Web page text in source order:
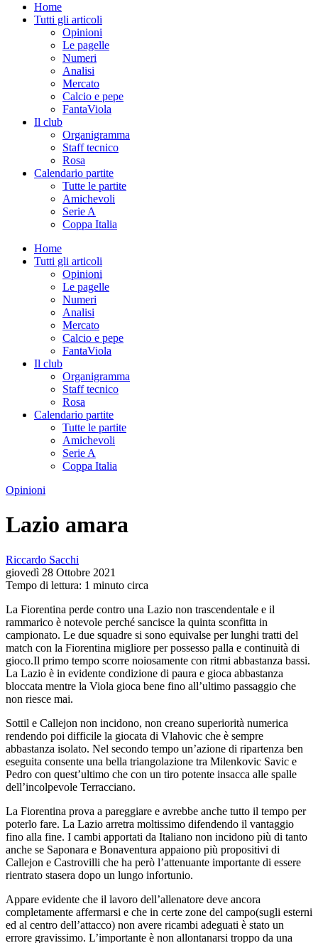
Home
Tutti gli articoli
Opinioni
Le pagelle
Numeri
Analisi
Mercato
Calcio e pepe
FantaViola
Il club
Organigramma
Staff tecnico
Rosa
Calendario partite
Tutte le partite
Amichevoli
Serie A
Coppa Italia
Home
Tutti gli articoli
Opinioni
Le pagelle
Numeri
Analisi
Mercato
Calcio e pepe
FantaViola
Il club
Organigramma
Staff tecnico
Rosa
Calendario partite
Tutte le partite
Amichevoli
Serie A
Coppa Italia
Opinioni
Lazio amara
Riccardo Sacchi
giovedì 28 Ottobre 2021
Tempo di lettura: 1 minuto circa
La Fiorentina perde contro una Lazio non trascendentale e il
rammarico è notevole perché sancisce la quinta sconfitta in
campionato. Le due squadre si sono equivalse per lunghi tratti del
match con la Fiorentina migliore per possesso palla e continuità di
gioco.Il primo tempo scorre noiosamente con ritmi abbastanza bassi.
La Lazio è in evidente condizione di paura e gioca abbastanza
bloccata mentre la Viola gioca bene fino all’ultimo passaggio che
non riesce mai.
Sottil e Callejon non incidono, non creano superiorità numerica
rendendo poi difficile la giocata di Vlahovic che è sempre
abbastanza isolato. Nel secondo tempo un’azione di ripartenza ben
eseguita consente una bella triangolazione tra Milenkovic Savic e
Pedro con quest’ultimo che con un tiro potente insacca alle spalle
dell’incolpevole Terracciano.
La Fiorentina prova a pareggiare e avrebbe anche tutto il tempo per
poterlo fare. La Lazio arretra moltissimo difendendo il vantaggio
fino alla fine. I cambi apportati da Italiano non incidono più di tanto
anche se Saponara e Bonaventura appaiono più propositivi di
Callejon e Castrovilli che ha però l’attenuante importante di essere
rientrato stasera dopo un lungo infortunio.
Appare evidente che il lavoro dell’allenatore deve ancora
completamente affermarsi e che in certe zone del campo(sugli esterni
ed al centro dell’attacco) non avere ricambi adeguati è stato un
errore gravissimo. L’importante è non allontanarsi troppo da una